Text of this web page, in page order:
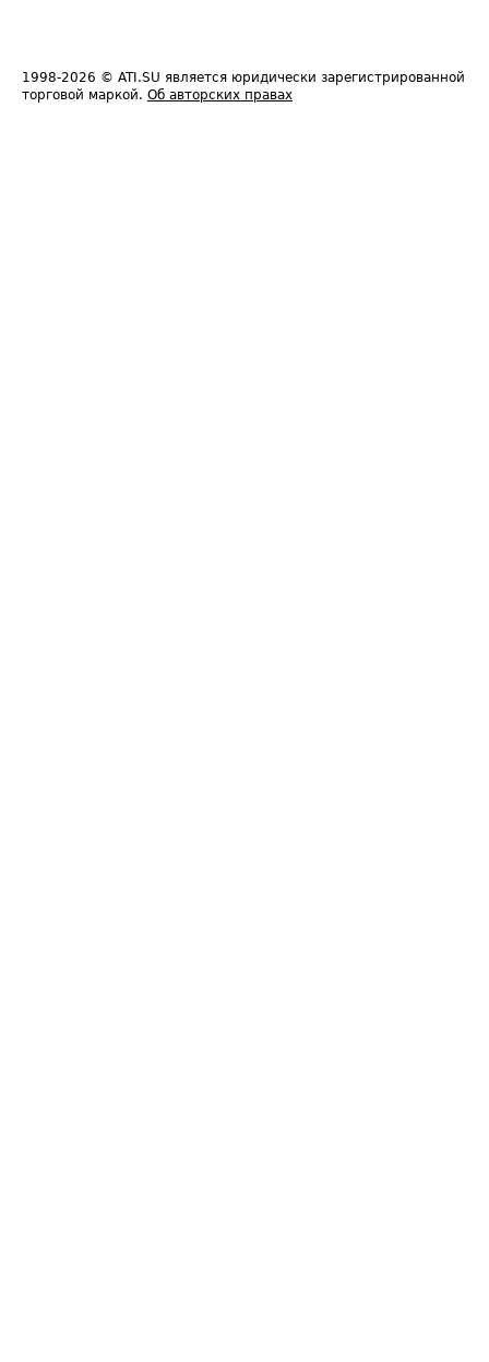
1998-2026 © ATI.SU является юридически зарегистрированной
торговой маркой. Об авторских правах